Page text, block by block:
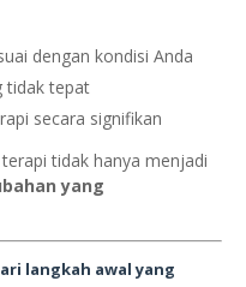
dengan kondisi Anda
tidak tepat
secara signifikan
tidak hanya menjadi
yang
langkah awal yang